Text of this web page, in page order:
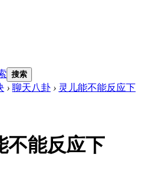
搜索
› 聊天八卦 › 灵儿能不能反应下
不能反应下